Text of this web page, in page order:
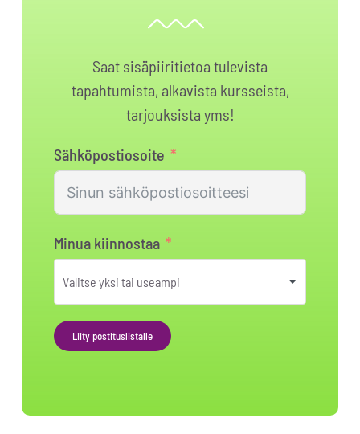
Saat sisäpiiritietoa tulevista
tapahtumista, alkavista kursseista,
tarjouksista yms!
Sähköpostiosoite
Minua kiinnostaa
Liity postituslistalle